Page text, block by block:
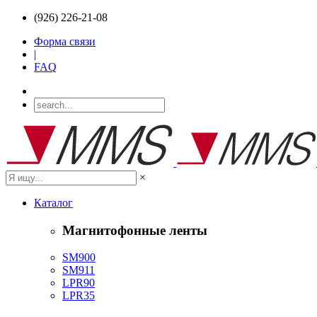
(926) 226-21-08
Форма связи
|
FAQ
×
Каталог
Магнитофонные ленты
SM900
SM911
LPR90
LPR35